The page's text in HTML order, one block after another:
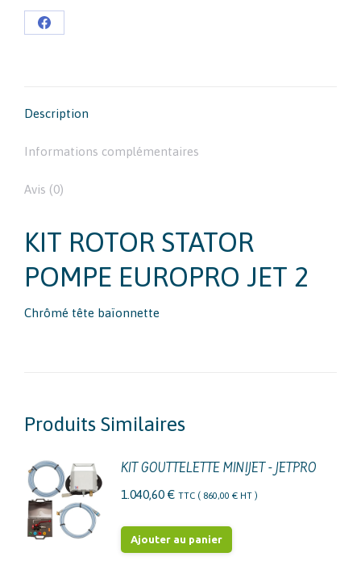
EUROPRO
JETPartager
Description
Informations complémentaires
Avis (0)
KIT ROTOR STATOR
POMPE EUROPRO JET 2
Chrômé tête baïonnette
Produits Similaires
KIT GOUTTELETTE MINIJET - JETPRO
1.040,60 € TTC ( 860,00 € HT )
Ajouter au panier